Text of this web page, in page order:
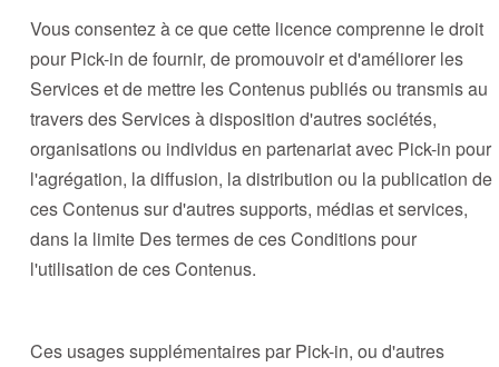
Vous consentez à ce que cette licence comprenne le droit
pour Pick-in de fournir, de promouvoir et d'améliorer les
Services et de mettre les Contenus publiés ou transmis au
travers des Services à disposition d'autres sociétés,
organisations ou individus en partenariat avec Pick-in pour
l'agrégation, la diffusion, la distribution ou la publication de
ces Contenus sur d'autres supports, médias et services,
dans la limite Des termes de ces Conditions pour
l'utilisation de ces Contenus.
Ces usages supplémentaires par Pick-in, ou d'autres